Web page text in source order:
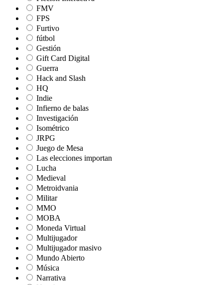
FMV
FPS
Furtivo
fútbol
Gestión
Gift Card Digital
Guerra
Hack and Slash
HQ
Indie
Infierno de balas
Investigación
Isométrico
JRPG
Juego de Mesa
Las elecciones importan
Lucha
Medieval
Metroidvania
Militar
MMO
MOBA
Moneda Virtual
Multijugador
Multijugador masivo
Mundo Abierto
Música
Narrativa